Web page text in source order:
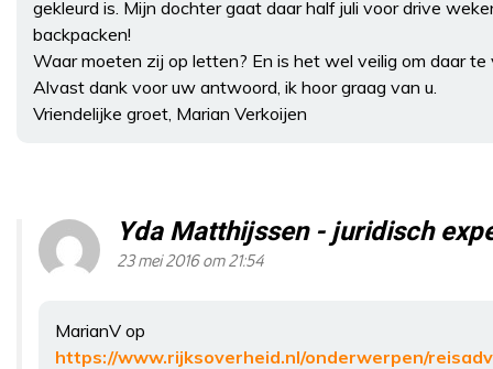
gekleurd is. Mijn dochter gaat daar half juli voor drive
backpacken!
Waar moeten zij op letten? En is het wel veilig om daar
Alvast dank voor uw antwoord, ik hoor graag van u.
Vriendelijke groet, Marian Verkoijen
Yda Matthijssen - juridisch
23 mei 2016 om 21:54
MarianV op
https://www.rijksoverheid.nl/onderwerpen/